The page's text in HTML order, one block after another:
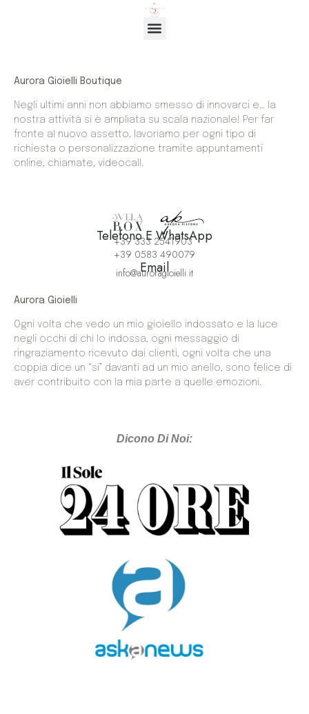
Aurora Gioielli Boutique
Negli ultimi anni non abbiamo smesso di innovarci e… la
nostra attività si è ampliata su scala nazionale! Per far
fronte al nuovo assetto, lavoriamo per ogni tipo di
richiesta o personalizzazione tramite appuntamenti
online, chiamate, videocall.
Telefono E WhatsApp
+39 333 2541903
+39 0583 490079
Email
info@auroragioielli.it
Aurora Gioielli
Ogni volta che vedo un mio gioiello indossato e la luce
negli occhi di chi lo indossa, ogni messaggio di
ringraziamento ricevuto dai clienti, ogni volta che una
coppia dice un “si” davanti ad un mio anello, sono felice di
aver contribuito con la mia parte a quelle emozioni.
Dicono Di Noi: